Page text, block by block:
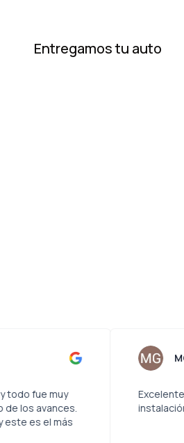
Entregamos tu auto
técnica y todo fue muy
fui informado de los avances.
similares y este es el más